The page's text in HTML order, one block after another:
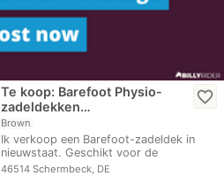
Te koop: Barefoot Physio-
zadeldekken…
Brown
Ik verkoop een Barefoot-zadeldek in
nieuwstaat. Geschikt voor de
modellen…
46514 Schermbeck, DE
favorite_border